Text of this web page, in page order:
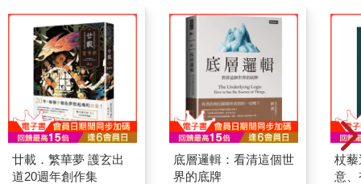
廿載．繁華夢 護玄出
道20週年創作集
底層邏輯：看清這個世
界的底牌
杖
意